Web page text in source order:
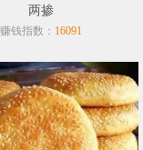
两掺
赚钱指数： 16091